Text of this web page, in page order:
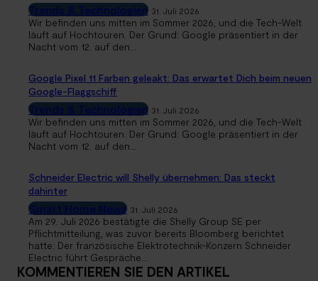
Trends & Technologien 31. Juli 2026
Wir befinden uns mitten im Sommer 2026, und die Tech-Welt
läuft auf Hochtouren. Der Grund: Google präsentiert in der
Nacht vom 12. auf den...
Google Pixel 11 Farben geleakt: Das erwartet Dich beim neuen
Google-Flaggschiff
Trends & Technologien 31. Juli 2026
Wir befinden uns mitten im Sommer 2026, und die Tech-Welt
läuft auf Hochtouren. Der Grund: Google präsentiert in der
Nacht vom 12. auf den...
Schneider Electric will Shelly übernehmen: Das steckt
dahinter
Smart Home News 31. Juli 2026
Am 29. Juli 2026 bestätigte die Shelly Group SE per
Pflichtmitteilung, was zuvor bereits Bloomberg berichtet
hatte: Der französische Elektrotechnik-Konzern Schneider
Electric führt Gespräche...
KOMMENTIEREN SIE DEN ARTIKEL